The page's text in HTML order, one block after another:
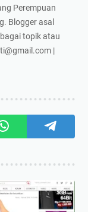
Perempuan
Blogger asal
topik atau
|